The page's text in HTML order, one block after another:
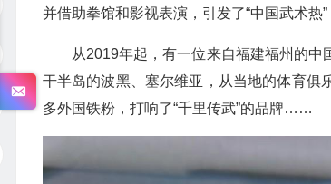
并借助拳馆和影视表演，引发了“中国武术热
从2019年起，有一位来自福建福州的
干半岛的波黑、塞尔维亚，从当地的体育俱
多外国铁粉，打响了“千里传武”的品牌……